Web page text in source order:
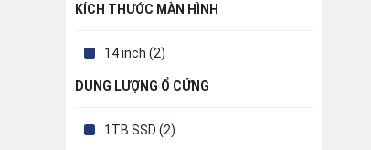
KÍCH THƯỚC MÀN HÌNH
14 inch (2)
DUNG LƯỢNG Ổ CỨNG
1TB SSD (2)